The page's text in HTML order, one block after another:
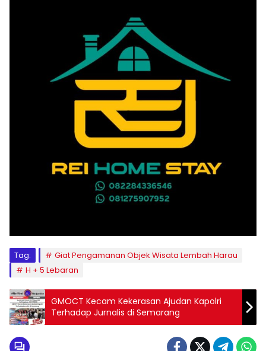
Tag:
Giat Pengamanan Objek Wisata Lembah Harau
H + 5 Lebaran
GMOCT Kecam Kekerasan Ajudan Kapolri
Terhadap Jurnalis di Semarang